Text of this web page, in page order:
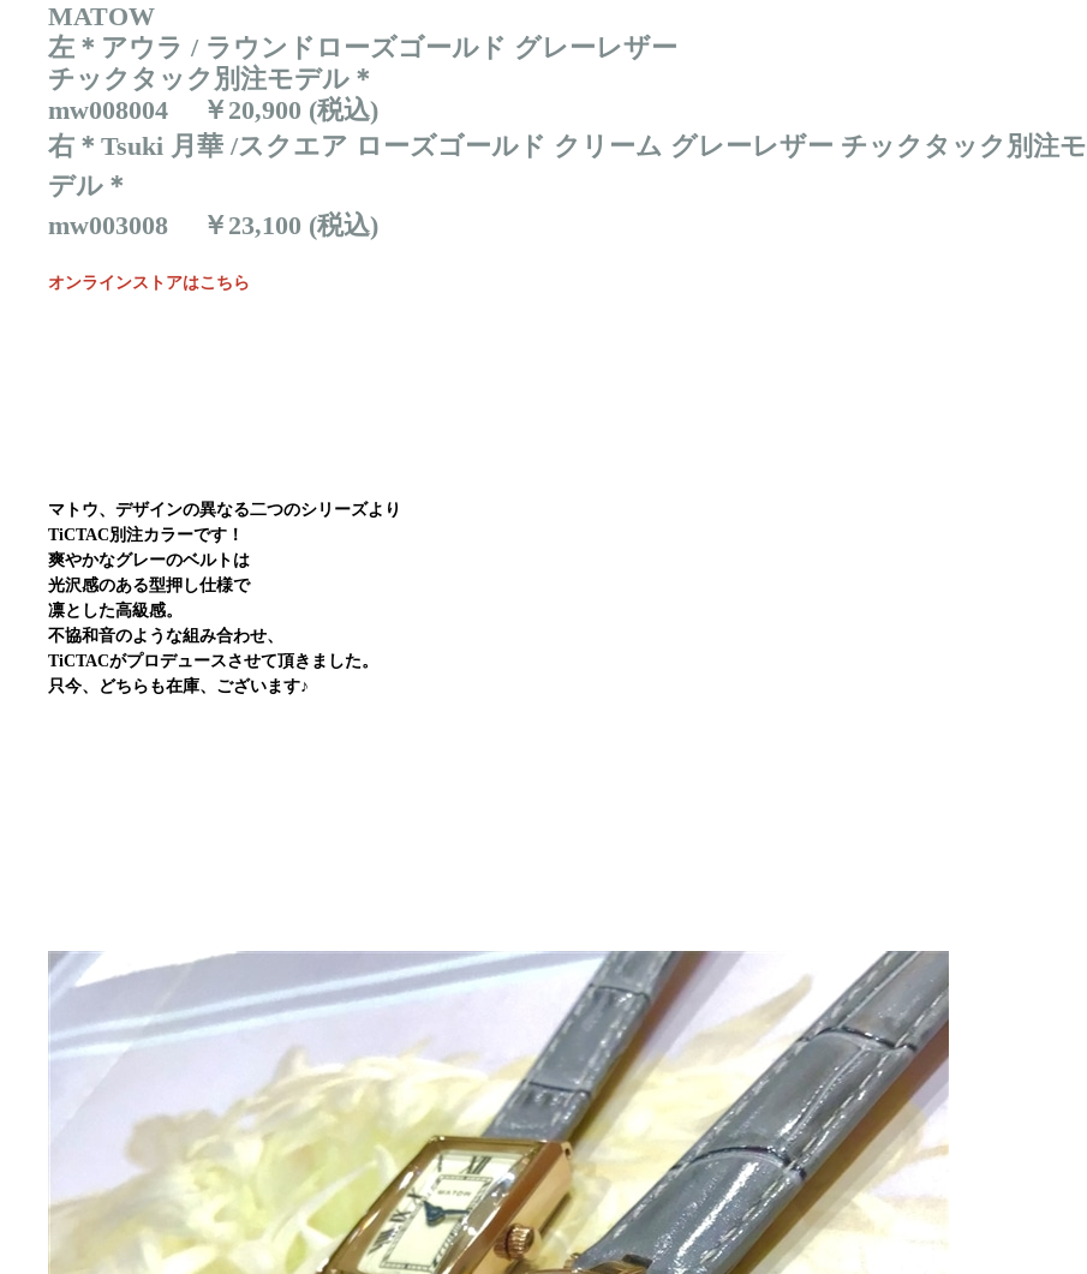
MATOW
左＊アウラ / ラウンドローズゴールド グレーレザー
チックタック別注モデル＊
mw008004 ￥20,900 (税込)
右＊Tsuki 月華 /スクエア ローズゴールド クリーム グレーレザー チックタック別注モ
デル＊
mw003008 ￥23,100 (税込)
オンラインストアはこちら
マトウ、デザインの異なる二つのシリーズより
TiCTAC別注カラーです！
爽やかなグレーのベルトは
光沢感のある型押し仕様で
凛とした高級感。
不協和音のような組み合わせ、
TiCTACがプロデュースさせて頂きました。
只今、どちらも在庫、ございます♪